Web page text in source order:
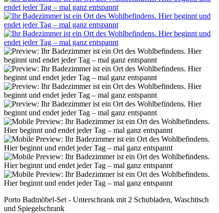
Porto Badmöbel-Set - Unterschrank mit 2 Schubladen, Waschtisch
und Spiegelschrank